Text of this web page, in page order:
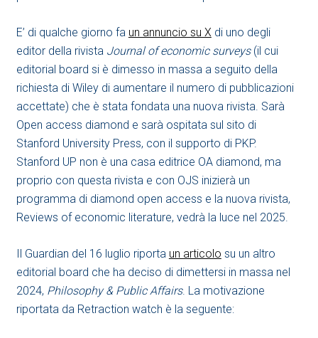
E’ di qualche giorno fa un annuncio su Xdi uno degli
editor della rivista Journal of economic surveys(il cui
editorial board si è dimesso in massa a seguito della
richiesta di Wiley di aumentare il numero di pubblicazioni
accettate) che è stata fondata una nuova rivista. Sarà
Open access diamond e sarà ospitata sul sito di
Stanford University Press, con il supporto di PKP.
Stanford UP non è una casa editrice OA diamond, ma
proprio con questa rivista e con OJS inizierà un
programma di diamond open access e la nuova rivista,
Reviews of economic literature, vedrà la luce nel 2025.
Il Guardian del 16 luglio riporta un articolo su un altro
editorial board che ha deciso di dimettersi in massa nel
2024, Philosophy & Public Affairs. La motivazione
riportata da Retraction watch è la seguente: